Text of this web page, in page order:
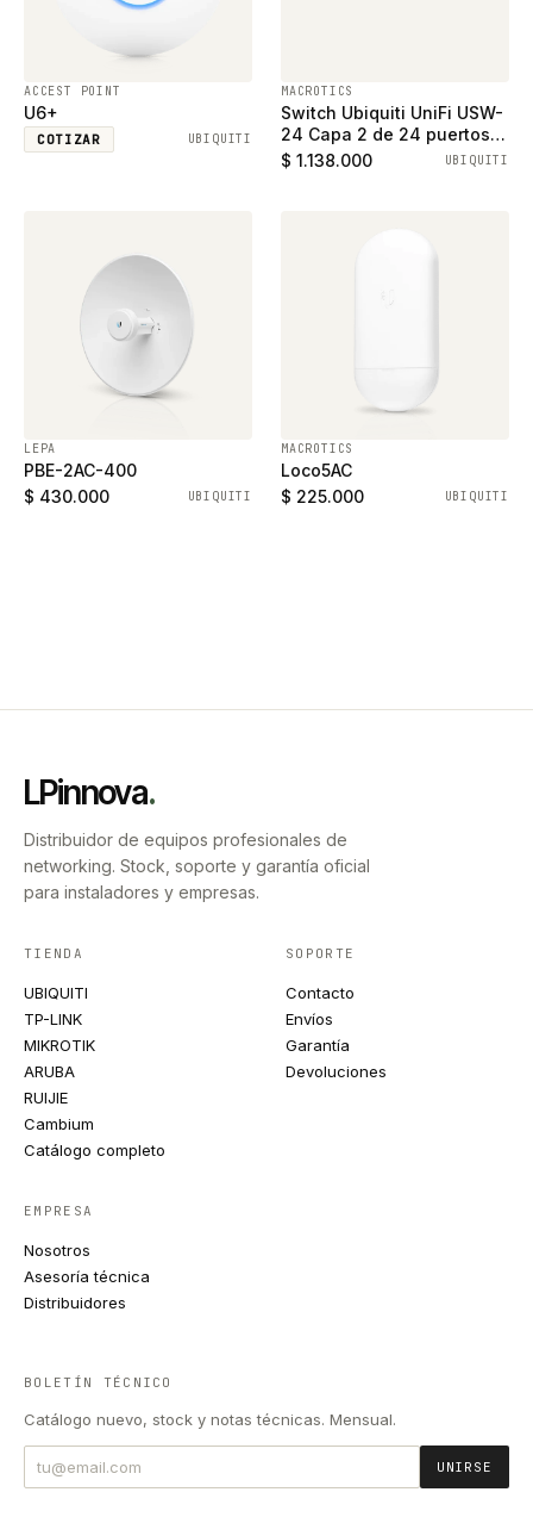
ACCEST POINT
U6+
COTIZAR UBIQUITI
MACROTICS
Switch Ubiquiti UniFi USW-
24 Capa 2 de 24 puertos
ethernet gigabit y 2
$ 1.138.000 UBIQUITI
LEPA
PBE-2AC-400
$ 430.000
UBIQUITI
MACROTICS
Loco5AC
$ 225.000
UBIQUITI
LPinnova.
Distribuidor de equipos profesionales de
networking. Stock, soporte y garantía oficial
para instaladores y empresas.
TIENDA
UBIQUITI
TP-LINK
MIKROTIK
ARUBA
RUIJIE
Cambium
Catálogo completo
SOPORTE
Contacto
Envíos
Garantía
Devoluciones
EMPRESA
Nosotros
Asesoría técnica
Distribuidores
BOLETÍN TÉCNICO
Catálogo nuevo, stock y notas técnicas. Mensual.
UNIRSE